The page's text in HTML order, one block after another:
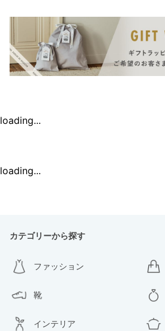
loading...
loading...
カテゴリーから探す
ファッション
靴
インテリア